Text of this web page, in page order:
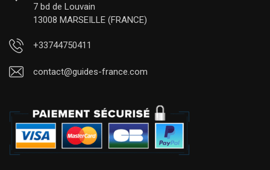
7 bd de Louvain
13008 MARSEILLE (FRANCE)
+33744750411
contact@guides-france.com